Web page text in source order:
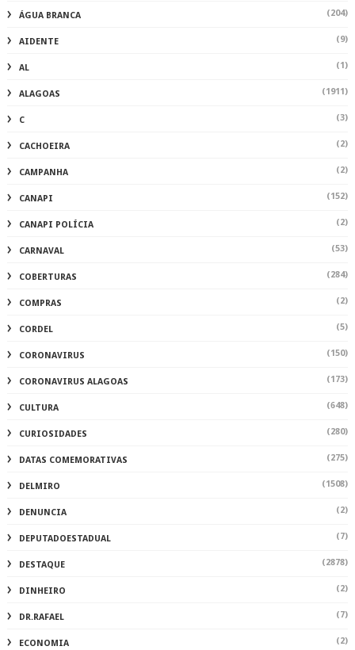
ÁGUA BRANCA (204)
AIDENTE (9)
AL (1)
ALAGOAS (1911)
C (3)
CACHOEIRA (2)
CAMPANHA (2)
CANAPI (152)
CANAPI POLÍCIA (2)
CARNAVAL (53)
COBERTURAS (284)
COMPRAS (2)
CORDEL (5)
CORONAVIRUS (150)
CORONAVIRUS ALAGOAS (173)
CULTURA (648)
CURIOSIDADES (280)
DATAS COMEMORATIVAS (275)
DELMIRO (1508)
DENUNCIA (2)
DEPUTADOESTADUAL (7)
DESTAQUE (2878)
DINHEIRO (2)
DR.RAFAEL (7)
ECONOMIA (2)